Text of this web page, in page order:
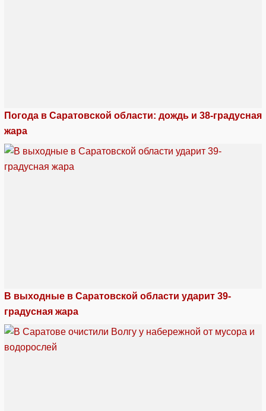
Погода в Саратовской области: дождь и 38-градусная
жара
В выходные в Саратовской области ударит 39-
градусная жара